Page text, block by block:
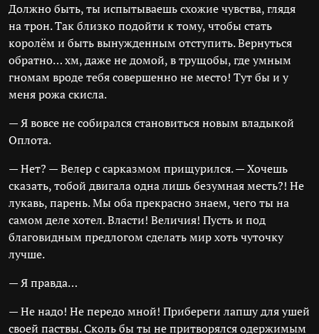
Должно быть, ты испытываешь схожие чувства, глядя
на трон. Так близко подойти к тому, чтобы стать
королём и быть вынужденным отступить. Вернуться
обратно… хм, даже не домой, в трущобы, где умным
гномам вроде тебя совершенно не место! Тут бы и у
меня рожа скисла.
— Я вовсе не собирался становиться новым владыкой
Оплота.
— Нет? — Велер с сарказмом прищурился. — Хочешь
сказать, тобой двигала одна лишь безумная месть?! Не
лукавь, парень. Мы оба прекрасно знаем, чего ты на
самом деле хотел. Власти! Величия! Пусть и под
благовидным предлогом сделать мир хоть чуточку
лучше.
— Я правда…
— Не надо! Не передо мной! Прибереги лапшу для ушей
своей паствы. Сколь бы ты не притворялся одержимым